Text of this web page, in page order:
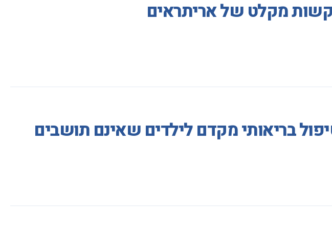
מקלט של אריתראים
בריאותי מקדם לילדים שאינם תושבים